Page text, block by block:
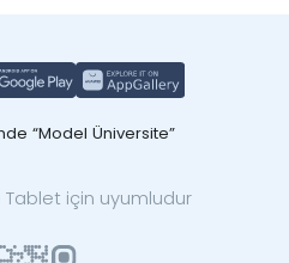
“Model Üniversite”
için uyumludur